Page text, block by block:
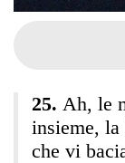
Ah, le
insieme,
che vi